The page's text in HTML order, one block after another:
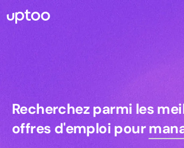
Recherchez parmi les
Recherchez parmi les
offres d'emploi pour